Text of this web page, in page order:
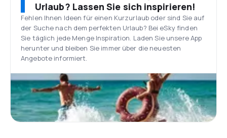
Urlaub? Lassen Sie sich inspirieren!
Fehlen Ihnen Ideen für einen Kurzurlaub oder sind Sie auf
der Suche nach dem perfekten Urlaub? Bei eSky finden
Sie täglich jede Menge Inspiration. Laden Sie unsere App
herunter und bleiben Sie immer über die neuesten
Angebote informiert.